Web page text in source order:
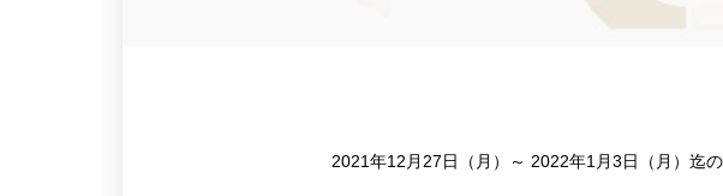
2021年12月27日（月）～ 2022年1月3日（月）迄